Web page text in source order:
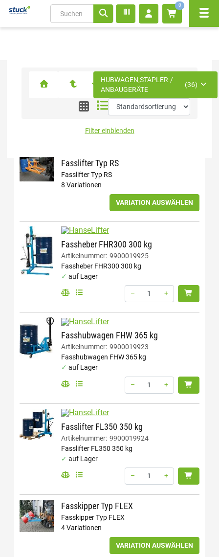
0
HUBWAGEN,STAPLER-/
ANBAUGERÄTE
(36)
Filter einblenden
Fasslifter Typ RS
Fasslifter Typ RS
8 Variationen
VARIATION AUSWÄHLEN
HanseLifter
Fassheber FHR300 300 kg
Artikelnummer: 9900019925
Fassheber FHR300 300 kg
auf Lager
–
+
HanseLifter
Fasshubwagen FHW 365 kg
Artikelnummer: 9900019923
Fasshubwagen FHW 365 kg
auf Lager
–
+
HanseLifter
Fasslifter FL350 350 kg
Artikelnummer: 9900019924
Fasslifter FL350 350 kg
auf Lager
–
+
Fasskipper Typ FLEX
Fasskipper Typ FLEX
4 Variationen
VARIATION AUSWÄHLEN